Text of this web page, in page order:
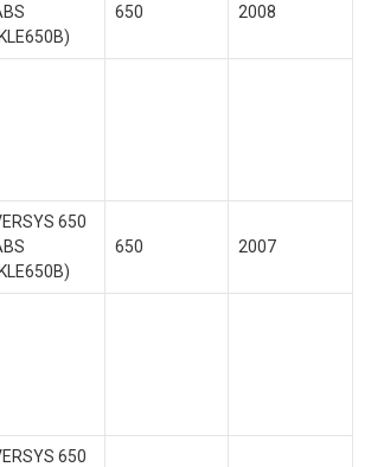
650 2008
650
650 2007
650